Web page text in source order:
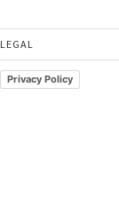
LEGAL
Privacy Policy